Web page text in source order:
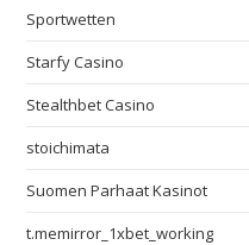
Sportwetten
Starfy Casino
Stealthbet Casino
stoichimata
Suomen Parhaat Kasinot
t.memirror_1xbet_working